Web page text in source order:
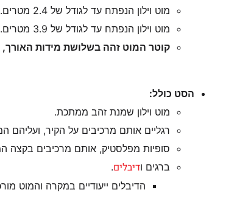
מוט וילון הנפתח עד לגודל של 2.4 מטרים.
מוט וילון הנפתח עד לגודל של 3.9 מטרים.
קוטר המוט זהה בשלושת מידות האורך, והוא: 16 מ”מ /
הסט כולל:
מוט וילון שמנת זהב ממתכת.
רגליים אותם מרכיבים על הקיר, ועליהם
סופיות מפלסטיק, אותם מרכיבים בקצה
ברגים ודיבלים.
הדיבלים ייעודיים במקרה והמוט